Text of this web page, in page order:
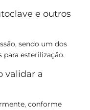
e outros
sendo um dos
para esterilização.
validar a
conforme